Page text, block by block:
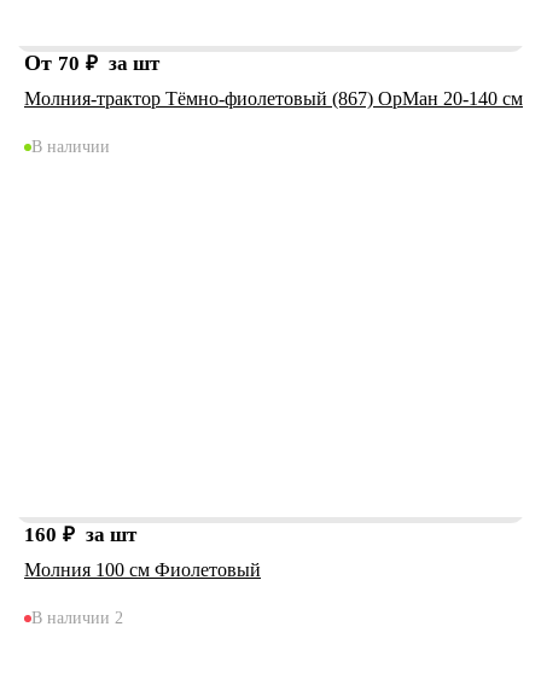
От 70 ₽ за шт
Молния-трактор Тёмно-фиолетовый (867) ОрМан 20-140 см
В наличии
160 ₽ за шт
Молния 100 см Фиолетовый
В наличии 2